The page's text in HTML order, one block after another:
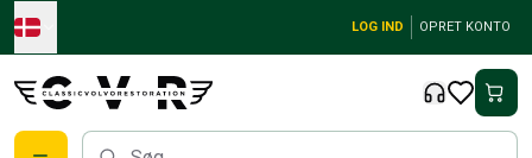
Skip to main content
LOG IND OPRET KONTO